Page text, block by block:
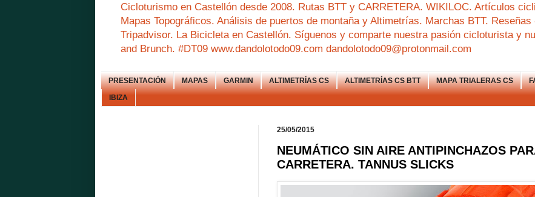
Cicloturismo en Castellón desde 2008. Rutas BTT y CARRETERA. WIKILOC. Artículos
Mapas Topográficos. Análisis de puertos de montaña y Altimetrías. Marchas BTT.
Tripadvisor. La Bicicleta en Castellón. Síguenos y comparte nuestra pasión cicloturista y
and Brunch. #DT09 www.dandolotodo09.com dandolotodo09@protonmail.com
PRESENTACIÓN MAPAS GARMIN ALTIMETRÍAS CS ALTIMETRÍAS CS BTT MAPA TRIALERAS CS
IBIZA
25/05/2015
NEUMÁTICO SIN AIRE ANTIPINCHAZOS
CARRETERA. TANNUS SLICKS